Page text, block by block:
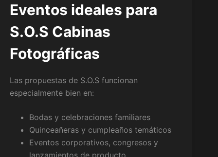
Eventos ideales para
S.O.S Cabinas
Fotográficas
Las propuestas de S.O.S funcionan
especialmente bien en:
Bodas y celebraciones familiares
Quinceañeras y cumpleaños temáticos
Eventos corporativos, congresos y
lanzamientos de producto